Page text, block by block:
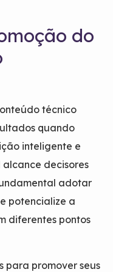
do
técnico
quando
inteligente e
decisores
adotar
potencialize a
diferentes pontos
para promover seus